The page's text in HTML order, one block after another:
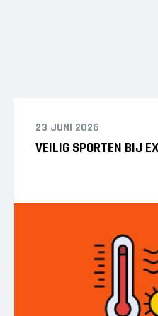
23 JUNI 2026
VEILIG SPORTEN BIJ